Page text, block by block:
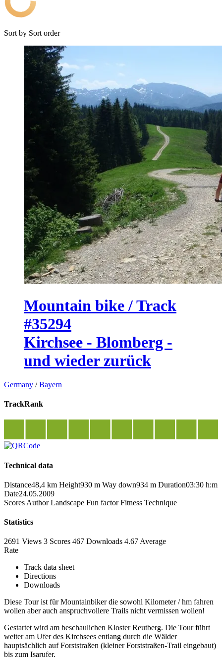
Sort by Sort order
Mountain bike / Track
#35294
Kirchsee - Blomberg -
und wieder zurück
Germany /Bayern
TrackRank
Technical data
Distance48,4 km Height930 m Way down934 m Duration03:30 h:m
Date24.05.2009
Scores Author Landscape Fun factor Fitness Technique
Statistics
2691 Views 3 Scores 467 Downloads 4.67 Average
Rate
Track data sheet
Directions
Downloads
Diese Tour ist für Mountainbiker die sowohl Kilometer / hm fahren
wollen aber auch anspruchvollere Trails nicht vermissen wollen!
Gestartet wird am beschaulichen Kloster Reutberg. Die Tour führt
weiter am Ufer des Kirchsees entlang durch die Wälder
hauptsächlich auf Forststraßen (kleiner Forststraßen-Trail eingebaut)
bis zum Isarufer.